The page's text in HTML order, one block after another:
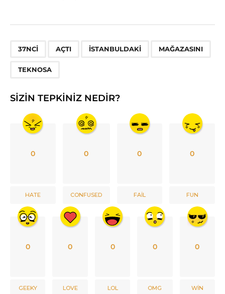
37NCI AÇTI İSTANBULDAKI MAĞAZASINI
TEKNOSA
SIZIN TEPKINIZ NEDIR?
0
HATE
0
CONFUSED
0
FAIL
0
FUN
0
GEEKY
0
LOVE
0
LOL
0
OMG
0
WIN